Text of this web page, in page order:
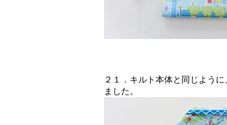
２１．キルト本体と同じよう
ました。